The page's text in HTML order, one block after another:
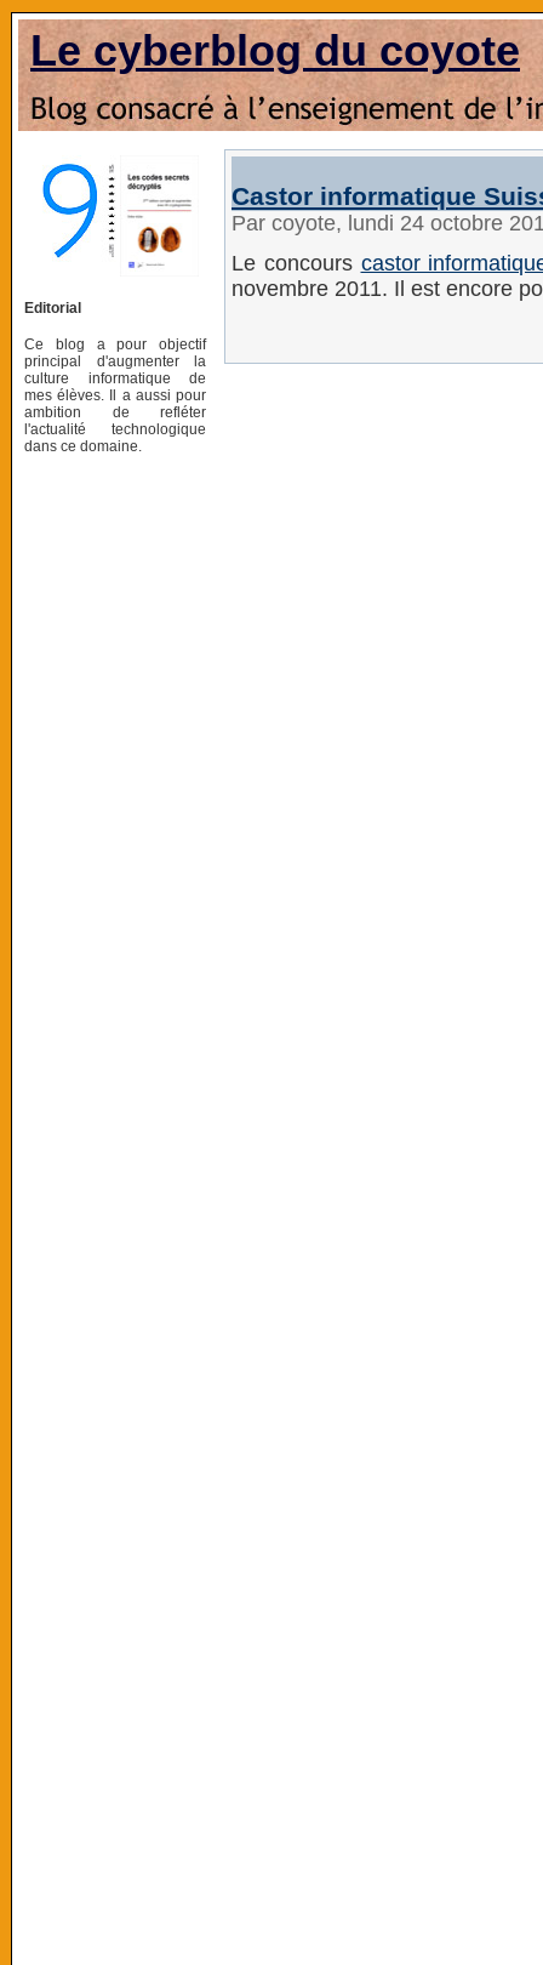
Le cyberblog du coyote
Editorial
Ce blog a pour objectif
principal d'augmenter la
culture informatique de
mes élèves. Il a aussi pour
ambition de refléter
l'actualité technologique
dans ce domaine.
Castor informatique
Par coyote, lundi 24 octobre
Le concours castor
novembre 2011. Il est encore